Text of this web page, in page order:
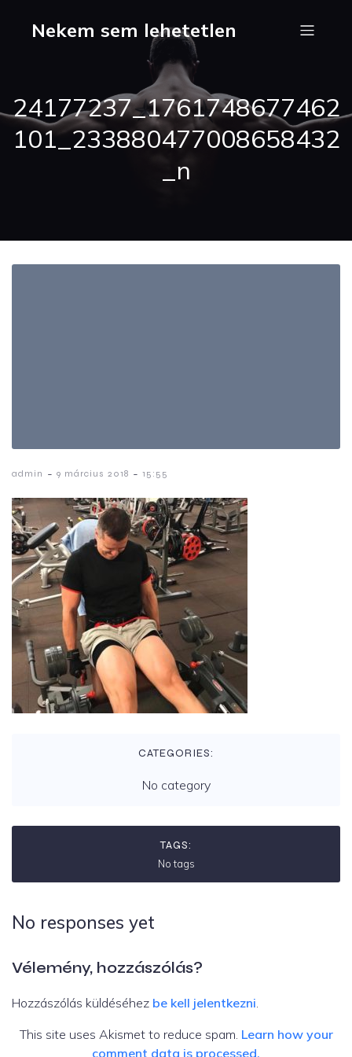
Nekem sem lehetetlen
24177237_1761748677462
101_233880477008658432
_n
admin - 9 március 2018 - 15:55
CATEGORIES:
No category
TAGS:
No tags
No responses yet
Vélemény, hozzászólás?
Hozzászólás küldéséhez be kell jelentkezni
This site uses Akismet to reduce spam. Learn how your
comment data is processed.